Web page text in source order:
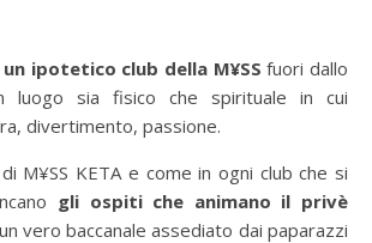
un ipotetico club della M¥SS fuori dallo
luogo sia fisico che spirituale in cui
divertimento, passione.
M¥SS KETA e come in ogni club che si
gli ospiti che animano il privè
vero baccanale assediato dai paparazzi